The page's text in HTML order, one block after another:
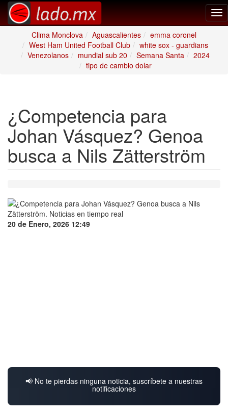
Clima Monclova
Aguascalientes
emma coronel
West Ham United Football Club
white sox - guardians
Venezolanos
mundial sub 20 Semana Santa
2024
tipo de cambio dolar
¿Competencia para
Johan Vásquez? Genoa
busca a Nils Zätterström
20 de Enero, 2026 12:49
📢 No te pierdas ninguna noticia, suscríbete a nuestras
notificaciones